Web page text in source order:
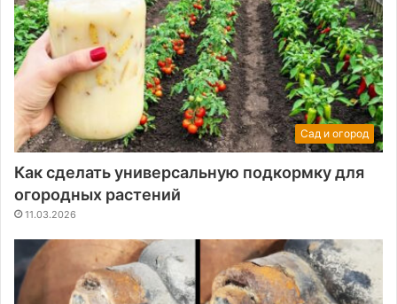
Сад и огород
Как сделать универсальную подкормку для
огородных растений
11.03.2026